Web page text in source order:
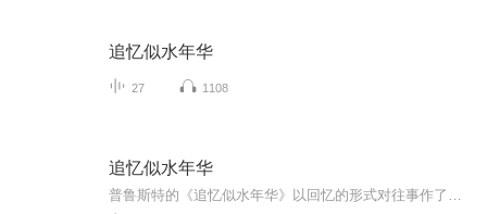
追忆似水年华
27 1108
追忆似水年华